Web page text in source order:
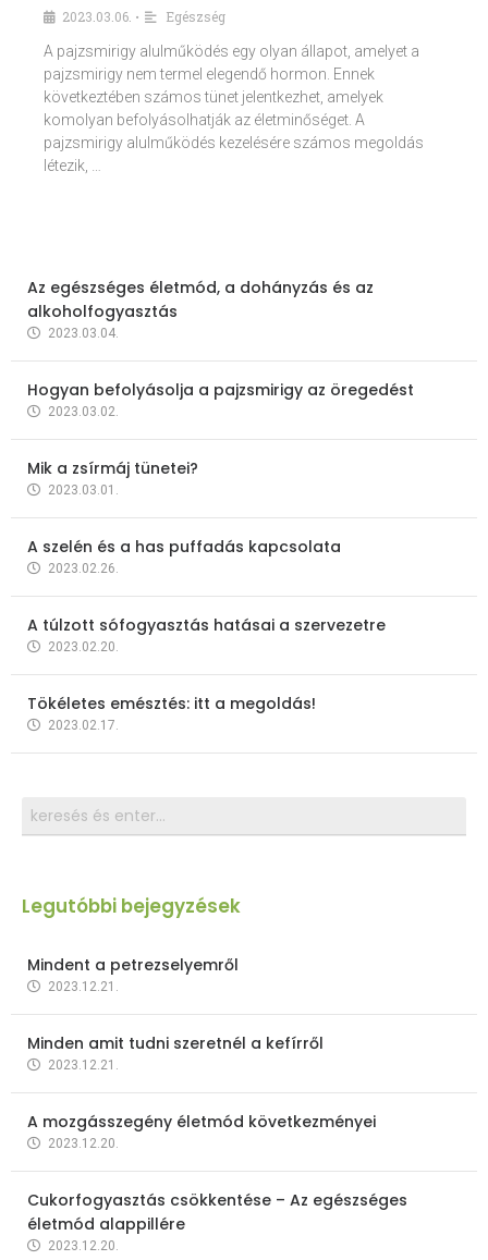
2023.03.06. •
Egészség
A pajzsmirigy alulműködés egy olyan állapot, amelyet a
pajzsmirigy nem termel elegendő hormon. Ennek
következtében számos tünet jelentkezhet, amelyek
komolyan befolyásolhatják az életminőséget. A
pajzsmirigy alulműködés kezelésére számos megoldás
létezik, …
Az egészséges életmód, a dohányzás és az
alkoholfogyasztás
2023.03.04.
Hogyan befolyásolja a pajzsmirigy az öregedést
2023.03.02.
Mik a zsírmáj tünetei?
2023.03.01.
A szelén és a has puffadás kapcsolata
2023.02.26.
A túlzott sófogyasztás hatásai a szervezetre
2023.02.20.
Tökéletes emésztés: itt a megoldás!
2023.02.17.
Legutóbbi bejegyzések
Mindent a petrezselyemről
2023.12.21.
Minden amit tudni szeretnél a kefírről
2023.12.21.
A mozgásszegény életmód következményei
2023.12.20.
Cukorfogyasztás csökkentése – Az egészséges
életmód alappillére
2023.12.20.